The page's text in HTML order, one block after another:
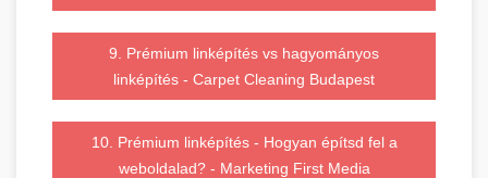
9. Prémium linképítés vs hagyományos
linképítés - Carpet Cleaning Budapest
10. Prémium linképítés - Hogyan építsd fel a
weboldalad? - Marketing First Media